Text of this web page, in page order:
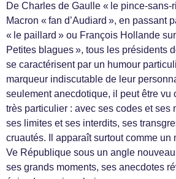
De Charles de Gaulle « le pince-sans-
Macron « fan d’Audiard », en passant
« le paillard » ou François Hollande
Petites blagues », tous les présidents
se caractérisent par un humour
marqueur indiscutable de leur
seulement anecdotique, il peut être vu
très particulier : avec ses codes et ses
ses limites et ses interdits, ses
cruautés. Il apparaît surtout comme un
Ve République sous un angle
ses grands moments, ses anecdotes